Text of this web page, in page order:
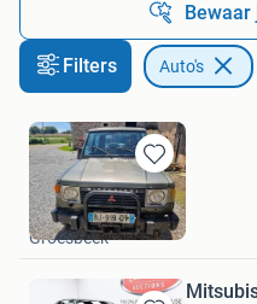
Bewaar
Filters Auto's
Bewaren
in
Mijn
Favorieten
diety
Groesbeek